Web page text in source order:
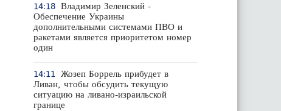
14:18 Владимир Зеленский -
Обеспечение Украины
дополнительными системами ПВО и
ракетами является приоритетом номер
один
14:11
Жозеп Боррель прибудет в
Ливан, чтобы обсудить текущую
ситуацию на ливано-израильской
границе